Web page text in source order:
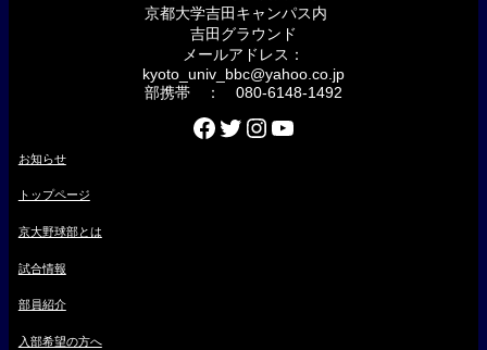
京都大学吉田キャンパス内
吉田グラウンド
メールアドレス：
kyoto_univ_bbc@yahoo.co.jp
部携帯 ： 080-6148-1492
Facebook Twitter Instagram YouTube
お知らせ
トップページ
京大野球部とは
試合情報
部員紹介
入部希望の方へ